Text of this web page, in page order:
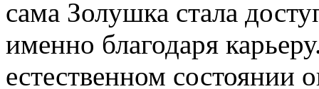
сама Золушка стала
именно благодаря
естественном состоянии